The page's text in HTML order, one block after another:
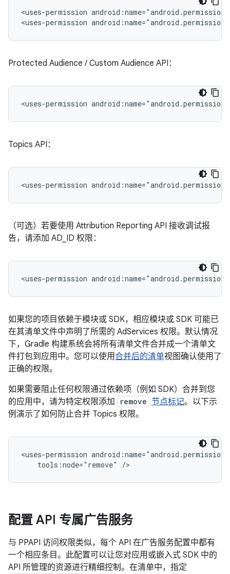
<uses-permission
<uses-permission
Protected Audience / Custom Audience API：
<uses-permission
Topics API：
<uses-permission
（可选）若要使用 Attribution Reporting API 接收调试报
告，请添加 AD_ID 权限：
<uses-permission
如果您的项目依赖于模块或 SDK，相应模块或 SDK 可能已
在其清单文件中声明了所需的 AdServices 权限。默认情况
下，Gradle 构建系统会将所有清单文件合并成一个清单文
件打包到应用中。您可以使用合并后的清单视图确认使用了
正确的权限。
如果需要阻止任何权限通过依赖项（例如 SDK）合并到您
的应用中，请为特定权限添加
remove 节点标记。以下示
例演示了如何防止合并 Topics 权限。
<uses-permission
tools:node="remove"
配置 API 专属广告服务
与 PPAPI 访问权限类似，每个 API 在广告服务配置中都有
一个相应条目。此配置可以让您对应用或嵌入式 SDK 中的
API 所管理的资源进行精细控制。在清单中，指定